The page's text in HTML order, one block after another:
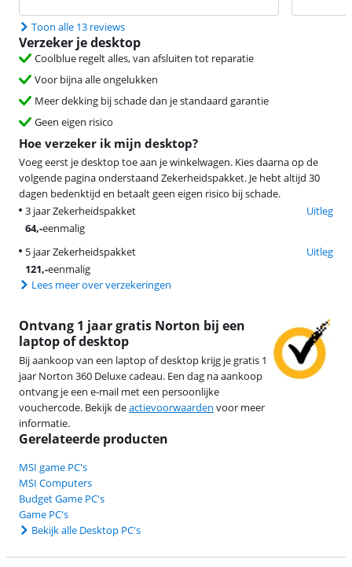
Toon alle 13 reviews
Verzeker je desktop
Coolblue regelt alles, van afsluiten tot reparatie
Voor bijna alle ongelukken
Meer dekking bij schade dan je standaard garantie
Geen eigen risico
Hoe verzeker ik mijn desktop?
Voeg eerst je desktop toe aan je winkelwagen. Kies daarna op de
volgende pagina onderstaand Zekerheidspakket. Je hebt altijd 30
dagen bedenktijd en betaalt geen eigen risico bij schade.
3 jaar Zekerheidspakket
Uitleg
64,-eenmalig
5 jaar Zekerheidspakket
Uitleg
121,-eenmalig
Lees meer over verzekeringen
Ontvang 1 jaar gratis Norton bij een
laptop of desktop
Bij aankoop van een laptop of desktop krijg je gratis 1
jaar Norton 360 Deluxe cadeau. Een dag na aankoop
ontvang je een e-mail met een persoonlijke
vouchercode. Bekijk deactievoorwaarden voor meer
informatie.
Gerelateerde producten
MSI game PC's
MSI Computers
Budget Game PC's
Game PC's
Bekijk alle Desktop PC's